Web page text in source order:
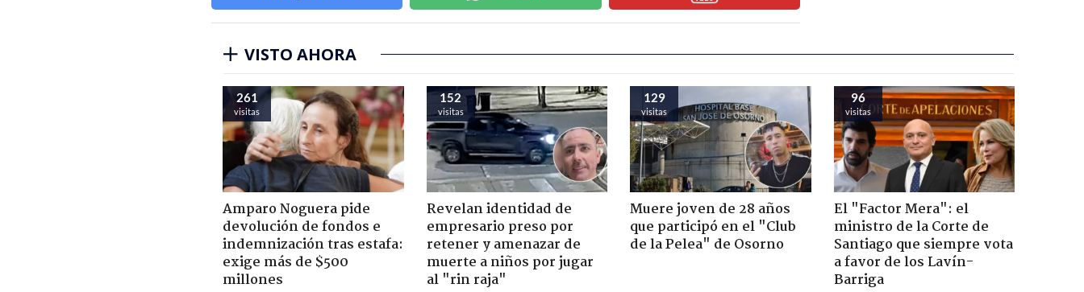
VISTO AHORA
261
visitas
Amparo Noguera pide
devolución de fondos e
indemnización tras estafa:
exige más de $500
millones
152
visitas
Revelan identidad de
empresario preso por
retener y amenazar de
muerte a niños por jugar
al "rin raja"
129
visitas
Muere joven de 28 años
que participó en el "Club
de la Pelea" de Osorno
96
visitas
El "Factor Mera": el
ministro de la Corte de
Santiago que siempre vota
a favor de los Lavín-
Barriga